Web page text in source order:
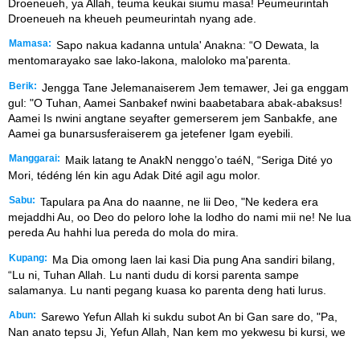
Droeneueh, ya Allah, teuma keukai siumu masa! Peumeurintah
Droeneueh na kheueh peumeurintah nyang ade.
Mamasa: Sapo nakua kadanna untula' Anakna: “O Dewata, la
mentomarayako sae lako-lakona, maloloko ma'parenta.
Berik: Jengga Tane Jelemanaiserem Jem temawer, Jei ga enggam
gul: "O Tuhan, Aamei Sanbakef nwini baabetabara abak-abaksus!
Aamei Is nwini angtane seyafter gemerserem jem Sanbakfe, ane
Aamei ga bunarsusferaiserem ga jetefener Igam eyebili.
Manggarai:
Maik latang te AnakN nenggo’o taéN, “Seriga Dité yo
Mori, tédéng lén kin agu Adak Dité agil agu molor.
Sabu: Tapulara pa Ana do naanne, ne lii Deo, "Ne kedera era
mejaddhi Au, oo Deo do peloro lohe la lodho do nami mii ne! Ne lua
pereda Au hahhi lua pereda do mola do mira.
Kupang:
Ma Dia omong laen lai kasi Dia pung Ana sandiri bilang,
“Lu ni, Tuhan Allah. Lu nanti dudu di korsi parenta sampe
salamanya. Lu nanti pegang kuasa ko parenta deng hati lurus.
Abun: Sarewo Yefun Allah ki sukdu subot An bi Gan sare do, "Pa,
Nan anato tepsu Ji, Yefun Allah, Nan kem mo yekwesu bi kursi, we